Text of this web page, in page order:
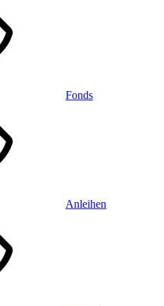
Fonds
Anleihen